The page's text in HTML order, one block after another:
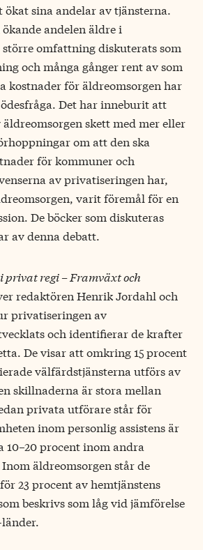
sina andelar av tjänsterna.
andelen äldre i
omfattning diskuterats som
och många gånger rent av som
kostnader för äldreomsorgen har
Det har inneburit att
skett med mer eller
om att den ska
för kommuner och
av privatiseringen har,
varit föremål för en
De böcker som diskuteras
av denna debatt.
regi – Framväxt och
redaktören Henrik Jordahl och
privatiseringen av
och identifierar de krafter
De visar att omkring 15 procent
välfärdstjänsterna utförs av
skillnaderna är stora mellan
privata utförare står för
inom personlig assistens är
10−20 procent inom andra
äldreomsorgen står de
23 procent av hemtjänstens
beskrivs som låg vid jämförelse